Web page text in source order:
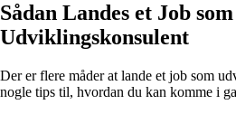
Sådan Landes et Job som
Udviklingskonsulent
Der er flere måder at lande et job som
nogle tips til, hvordan du kan komme i